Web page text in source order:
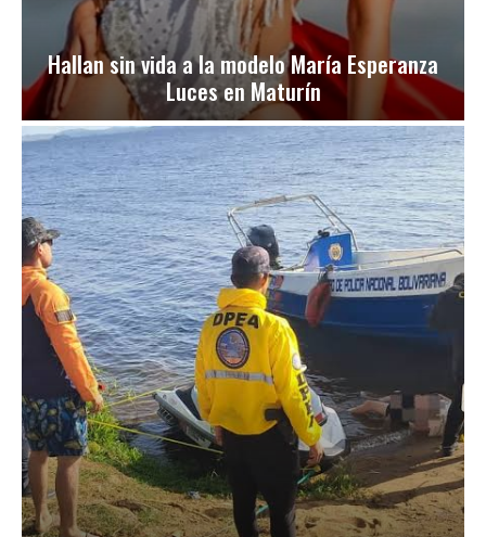
Hallan sin vida a la modelo María Esperanza
Luces en Maturín